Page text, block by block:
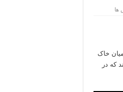
خاک
که در